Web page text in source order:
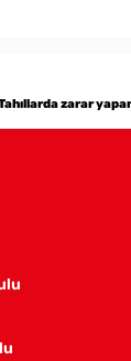
zarar